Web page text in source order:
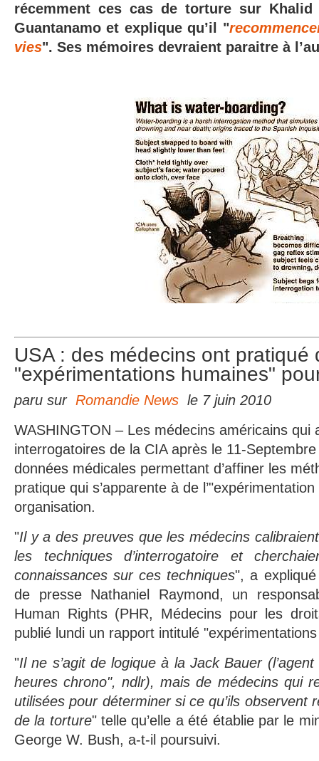
récemment ces cas de torture sur Khalid
Guantanamo et explique qu’il "
vies". Ses mémoires devraient paraitre à
USA : des médecins ont pratiqué
"expérimentations humaines"
paru sur Romandie News le 7 juin 2010
WASHINGTON – Les médecins américains qui
interrogatoires de la CIA après le 11-
données médicales permettant d’affiner les
pratique qui s’apparente à de
organisation.
"Il y a des preuves que les médecins
les techniques d’interrogatoire et
connaissances sur ces techniques", a expliqué
de presse Nathaniel Raymond, un
Human Rights (PHR, Médecins pour les
publié lundi un rapport intitulé
"Il ne s’agit de logique à la Jack Bauer
heures chrono", ndlr), mais de médecins qui
utilisées pour déterminer si ce qu’ils observent
de la torture" telle qu’elle a été établie par le
George W. Bush, a-t-il poursuivi.